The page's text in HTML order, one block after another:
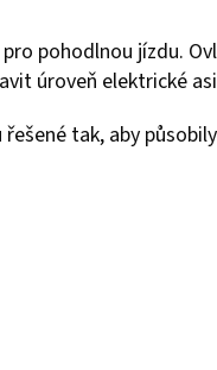
pohodlnou jízdu.
úroveň elektrické
tak, aby